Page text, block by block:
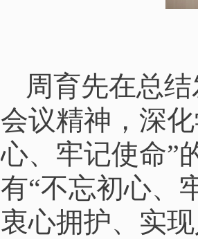
周育先在总
会议精神，深
心、牢记使命”
有“不忘初心、
衷心拥护、实